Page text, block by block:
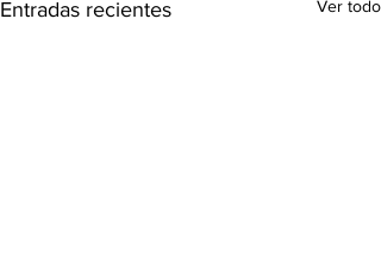
Entradas recientes Ver todo